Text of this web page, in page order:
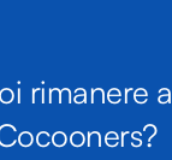
rimanere